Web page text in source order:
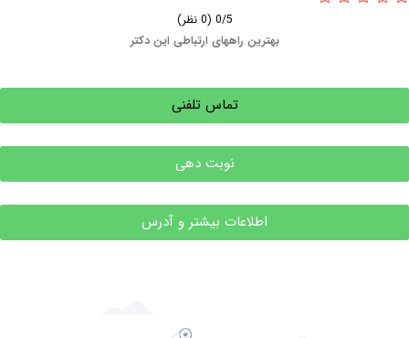
بهترین راههای ارتباطی این دکتر
تماس تلفنی
نوبت دهی
اطلاعات بیشتر و آدرس